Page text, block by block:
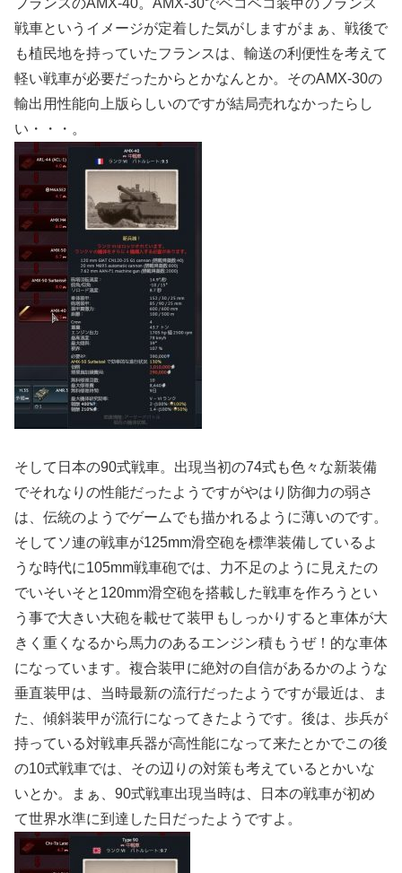
戦車というイメージが定着した気がしますがまぁ、戦後で
も植民地を持っていたフランスは、輸送の利便性を考えて
軽い戦車が必要だったからとかなんとか。そのAMX-30の
輸出用性能向上版らしいのですが結局売れなかったらし
い・・・。
そして日本の90式戦車。出現当初の74式も色々な新装備
でそれなりの性能だったようですがやはり防御力の弱さ
は、伝統のようでゲームでも描かれるように薄いのです。
そしてソ連の戦車が125mm滑空砲を標準装備しているよ
うな時代に105mm戦車砲では、力不足のように見えたの
でいそいそと120mm滑空砲を搭載した戦車を作ろうとい
う事で大きい大砲を載せて装甲もしっかりすると車体が大
きく重くなるから馬力のあるエンジン積もうぜ！的な車体
になっています。複合装甲に絶対の自信があるかのような
垂直装甲は、当時最新の流行だったようですが最近は、ま
た、傾斜装甲が流行になってきたようです。後は、歩兵が
持っている対戦車兵器が高性能になって来たとかでこの後
の10式戦車では、その辺りの対策も考えているとかいな
いとか。まぁ、90式戦車出現当時は、日本の戦車が初め
て世界水準に到達した日だったようですよ。